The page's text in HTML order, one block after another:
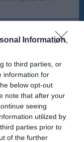
Information
to third parties, or
information for
below opt-out
note that after your
seeing
utilized by
parties prior to
of the further
Avslutning på badminton är planerad till den 30 maj. Varmt välkomna! Finns det intresse för träning under sommaren, så går det att boka idrottshallen. /ledarna
Hej alla badmintonfans! Kom gärna och spela en timme idag 16.00-17.00 i skolans hall. /ledarna